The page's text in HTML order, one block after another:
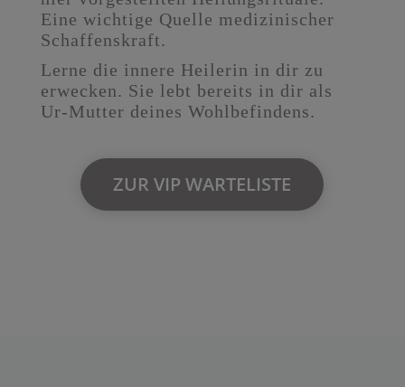
Eine wichtige Quelle medizinischer
Schaffenskraft.
Lerne die innere Heilerin in dir zu
erwecken. Sie lebt bereits in dir als
Ur-Mutter deines Wohlbefindens.
ZUR VIP WARTELISTE